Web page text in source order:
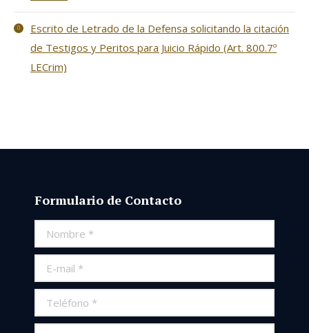
Escrito de Letrado de la Defensa solicitando la citación
de Testigos y Peritos para Juicio Rápido (Art. 800.7º
LECrim)
Formulario de Contacto
Nombre *
E-mail *
Teléfono *